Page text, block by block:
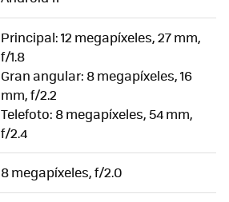
Principal: 12 megapíxeles, 27 mm,
f/1.8
Gran angular: 8 megapíxeles, 16
mm, f/2.2
Telefoto: 8 megapíxeles, 54 mm,
f/2.4
8 megapíxeles, f/2.0